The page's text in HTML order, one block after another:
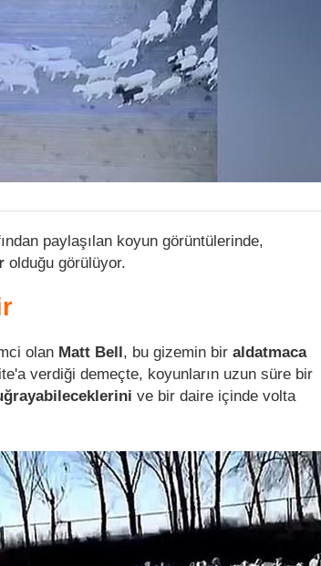
paylaşılan koyun görüntülerinde,
olduğu görülüyor.
olan Matt Bell, bu gizemin bir aldatmaca
verdiği demeçte, koyunların uzun süre bir
ve bir daire içinde volta